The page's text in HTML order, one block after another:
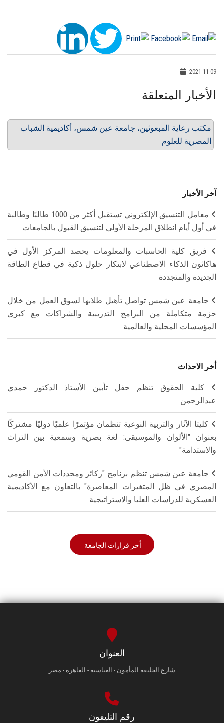
2021-11-09
الأخبار المتعلقة
مكتب رعاية المبعوثين، جامعة عين شمس، أكاديمية الشباب
المصرية للعلوم
آخر الأخبار
معامل التنسيق الإلكتروني تستقبل أكثر من 1000 طالبًا وطالبة
في أول أيام انطلاق المرحلة الأولى لتنسيق القبول بالجامعات
فريق كلية الحاسبات والمعلومات يحصد المركز الأول في
هاكاثون الذكاء الاصطناعي لابتكار حلول ذكية في قطاع الطاقة
الجديدة والمتجددة
جامعة عين شمس تواصل تأهيل طلابها لسوق العمل من خلال
حزمة متكاملة من البرامج التدريبية والشراكات مع كبرى
المؤسسات المحلية والعالمية
أخر الاحداث
كلية الحقوق تنظم حفل تأبين الأستاذ الدكتور حمدي
عبدالرحمن
كليتا الآثار والتربية النوعية تنظمان مؤتمرًا علميًا دوليًا مشتركًا
بعنوان "الألوان والموسيقى: لغة بصرية وسمعية بين التراث
والاستدامة"
جامعة عين شمس تنظم برنامج "ركائز ومحددات الأمن القومي
المصري في ظل المتغيرات المعاصرة" بالتعاون مع الأكاديمية
العسكرية للدراسات العليا والاستراتيجية
أخر قرارات الجامعة
العنوان
شارع الخليفة المأمون - العباسية - القاهرة - مصر
رقم التليفون